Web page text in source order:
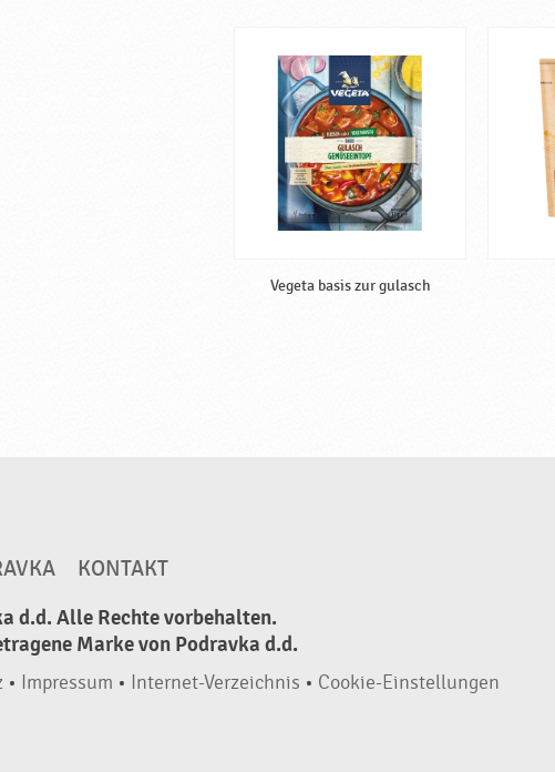
Vegeta basis zur gulasch
KONTAKT
d.d. Alle Rechte vorbehalten.
Marke von Podravka d.d.
• Impressum • Internet-Verzeichnis • Cookie-Einstellungen